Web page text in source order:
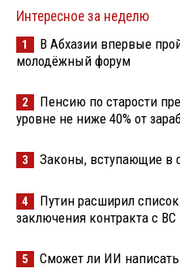
Интересное за неделю
1
В Абхазии впервые
молодёжный форум
2
Пенсию по старости
уровне не ниже 40% от
3 Законы, вступающие в
4
Путин расширил
заключения контракта с
5 Сможет ли ИИ